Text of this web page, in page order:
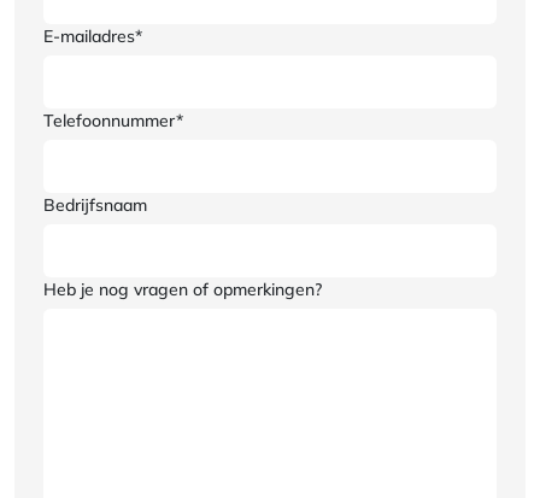
E-mailadres*
Telefoonnummer*
Bedrijfsnaam
Heb je nog vragen of opmerkingen?